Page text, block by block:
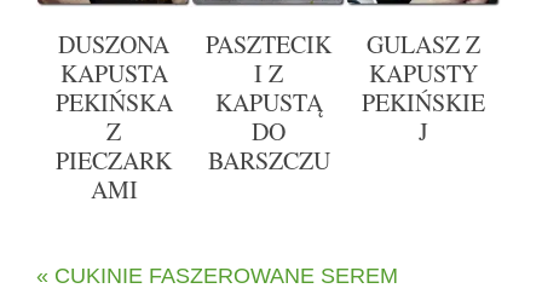
DUSZONA
KAPUSTA
PEKIŃSKA
Z
PIECZARK
AMI
PASZTECIK
I Z
KAPUSTĄ
DO
BARSZCZU
GULASZ Z
KAPUSTY
PEKIŃSKIE
J
« CUKINIE FASZEROWANE SEREM